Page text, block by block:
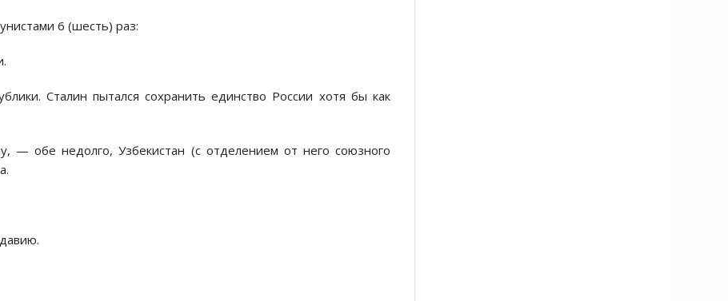
6 (шесть) раз:
Сталин пытался сохранить единство России хотя бы как
— обе недолго, Узбекистан (с отделением от него союзного